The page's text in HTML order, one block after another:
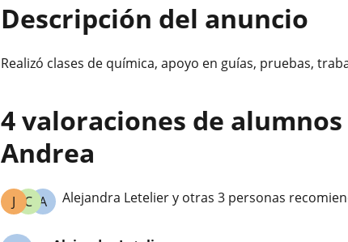
Descripción del anuncio
Realizó clases de química, apoyo en guías, pruebas,
4 valoraciones de
Andrea
A
C
J Alejandra Letelier y otras 3 personas